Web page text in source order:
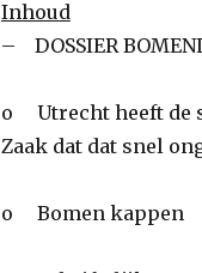
Inhoud
– DOSSIER
o Utrecht heeft de
Zaak dat dat snel
o Bomen kappen